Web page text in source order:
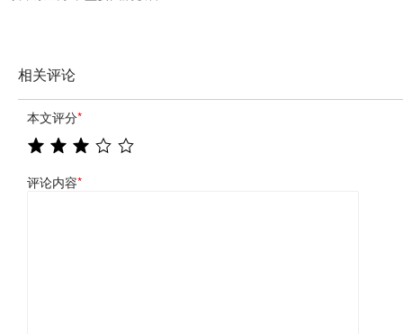
相关评论
本文评分*
评论内容*